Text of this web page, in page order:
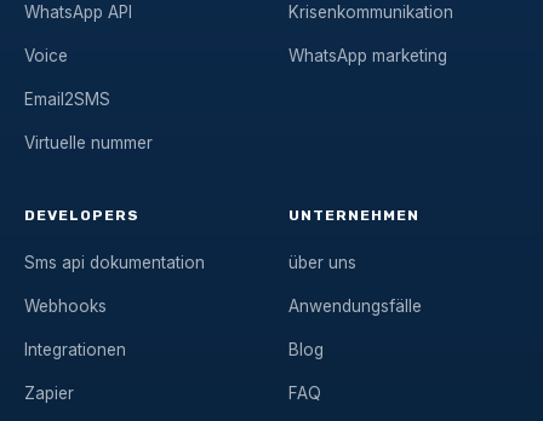
WhatsApp API
Voice
Email2SMS
Virtuelle nummer
Krisenkommunikation
WhatsApp marketing
DEVELOPERS
Sms api dokumentation
Webhooks
Integrationen
Zapier
UNTERNEHMEN
über uns
Anwendungsfälle
Blog
FAQ